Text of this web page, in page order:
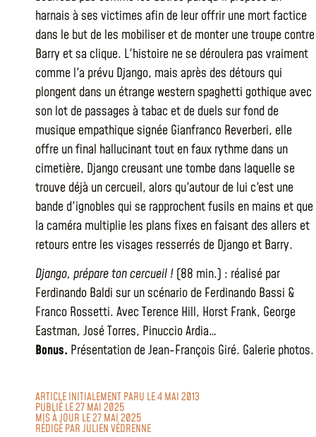
harnais à ses victimes afin de leur offrir une mort factice
dans le but de les mobiliser et de monter une troupe contre
Barry et sa clique. L'histoire ne se déroulera pas vraiment
comme l'a prévu Django, mais après des détours qui
plongent dans un étrange western spaghetti gothique avec
son lot de passages à tabac et de duels sur fond de
musique empathique signée Gianfranco Reverberi, elle
offre un final hallucinant tout en faux rythme dans un
cimetière, Django creusant une tombe dans laquelle se
trouve déjà un cercueil, alors qu'autour de lui c'est une
bande d'ignobles qui se rapprochent fusils en mains et que
la caméra multiplie les plans fixes en faisant des allers et
retours entre les visages resserrés de Django et Barry.
Django, prépare ton cercueil ! (88 min.) : réalisé par
Ferdinando Baldi sur un scénario de Ferdinando Bassi &
Franco Rossetti. Avec Terence Hill, Horst Frank, George
Eastman, José Torres, Pinuccio Ardia…
Bonus. Présentation de Jean-François Giré. Galerie photos.
ARTICLE INITIALEMENT PARU LE 4 MAI 2013
PUBLIÉ LE 27 MAI 2025
MIS À JOUR LE 27 MAI 2025
RÉDIGÉ PARJULIEN VÉDRENNE